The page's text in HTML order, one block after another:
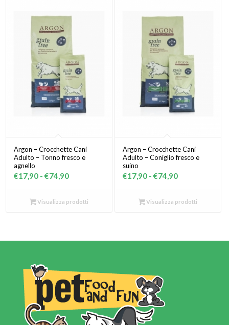
€74,90
Argon – Crocchette Cani
Adulto – Tonno fresco e
agnello
€17,90 - €74,90Fascia
prezzo:
Visualizza prodotti
Argon – Crocchette Cani
Adulto – Coniglio fresco e
suino
€17,90 - €74,90Fascia
prezzo:
Visualizza prodotti